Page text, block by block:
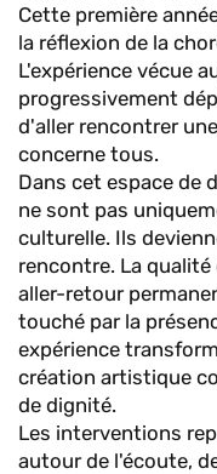
Cette première
la réflexion de la
L'expérience vécue
progressivement
d'aller rencontrer
concerne tous.
Dans cet espace de
ne sont pas
culturelle. Ils
rencontre. La
aller-retour
touché par la
expérience
création artistique
de dignité.
Les interventions
autour de l'écoute,